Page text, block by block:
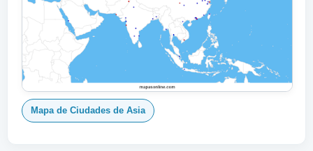
Mapa de Ciudades de Asia